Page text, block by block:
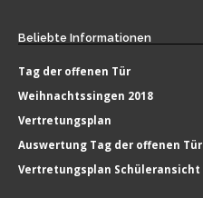
Beliebte Informationen
Tag der offenen Tür
Weihnachtssingen 2018
Vertretungsplan
Auswertung Tag der offenen Tür
Vertretungsplan Schüleransicht